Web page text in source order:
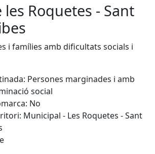
les Roquetes - Sant
i famílies amb dificultats socials i
Persones marginades i amb
social
No
Municipal - Les Roquetes - Sant